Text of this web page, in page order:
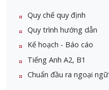
Quy chế quy định
Quy trình hướng dẫn
Kế hoạch - Báo cáo
Tiếng Anh A2, B1
Chuẩn đầu ra ngoại ngữ